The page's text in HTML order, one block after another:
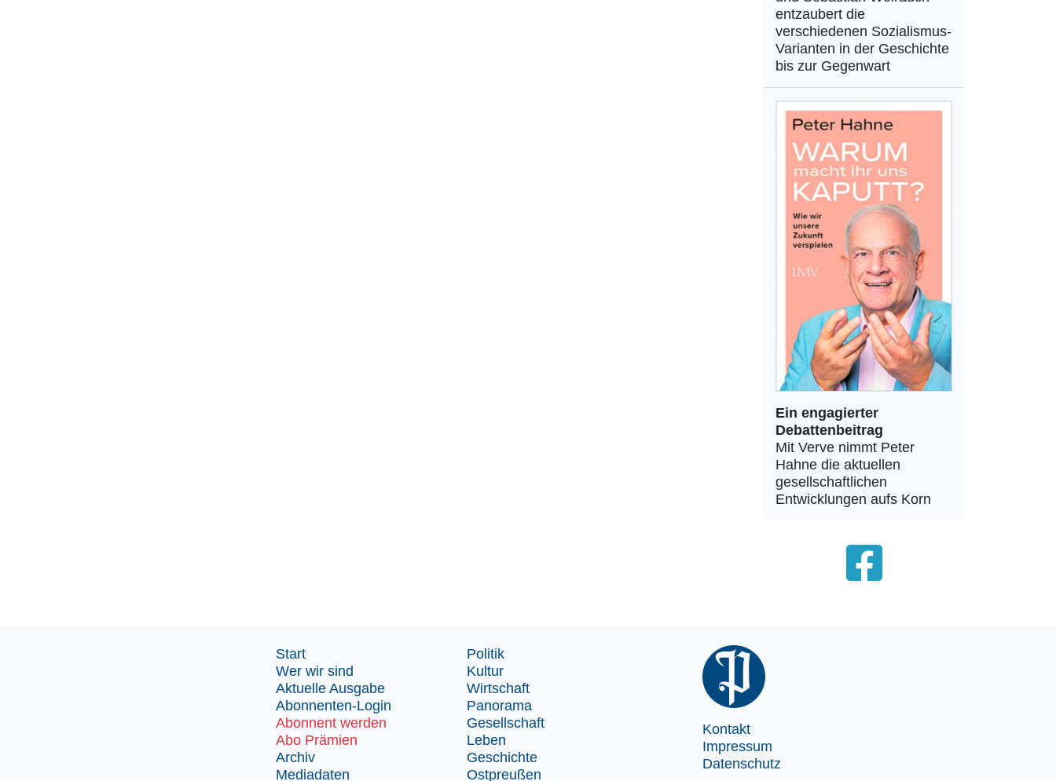
entzaubert die
verschiedenen Sozialismus-
Varianten in der Geschichte
bis zur Gegenwart
Ein engagierter
Debattenbeitrag
Mit Verve nimmt Peter
Hahne die aktuellen
gesellschaftlichen
Entwicklungen aufs Korn
Start
Wer wir sind
Aktuelle Ausgabe
Abonnenten-Login
Abonnent werden
Abo Prämien
Archiv
Mediadaten
Politik
Kultur
Wirtschaft
Panorama
Gesellschaft
Leben
Geschichte
Ostpreußen
Kontakt
Impressum
Datenschutz